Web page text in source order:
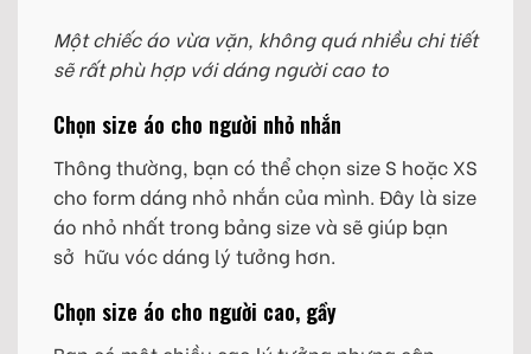
Một chiếc áo vừa vặn, không quá nhiều chi tiết
sẽ rất phù hợp với dáng người cao to
Chọn size áo cho người nhỏ nhắn
Thông thường, bạn có thể chọn size S hoặc XS
cho form dáng nhỏ nhắn của mình. Đây là size
áo nhỏ nhất trong bảng size và sẽ giúp bạn
sở hữu vóc dáng lý tưởng hơn.
Chọn size áo cho người cao, gầy